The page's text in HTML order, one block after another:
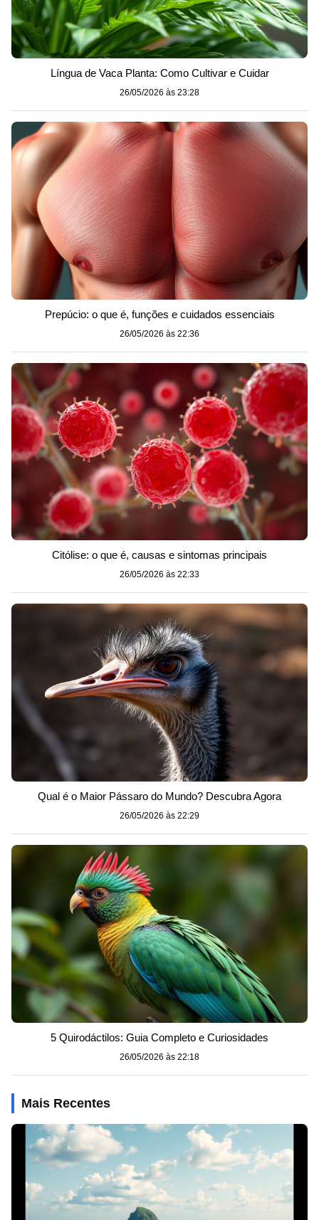
Língua de Vaca Planta: Como Cultivar e Cuidar
26/05/2026 às 23:28
Prepúcio: o que é, funções e cuidados essenciais
26/05/2026 às 22:36
Citólise: o que é, causas e sintomas principais
26/05/2026 às 22:33
Qual é o Maior Pássaro do Mundo? Descubra Agora
26/05/2026 às 22:29
5 Quirodáctilos: Guia Completo e Curiosidades
26/05/2026 às 22:18
Mais Recentes